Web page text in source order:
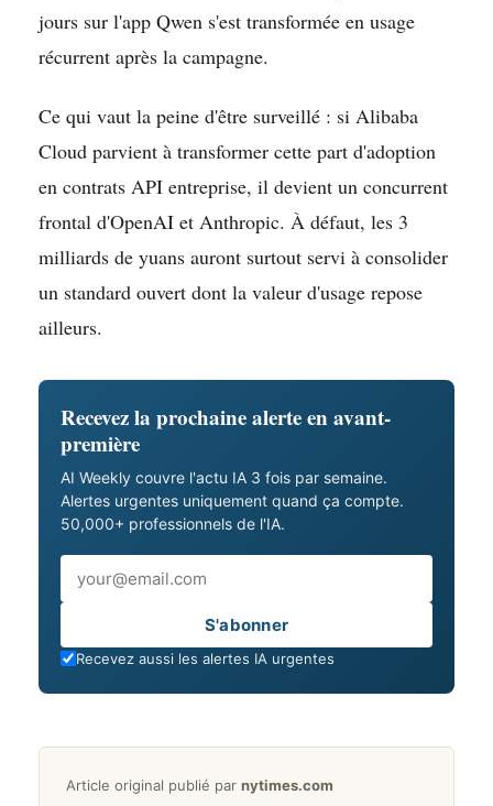
jours sur l'app Qwen s'est transformée en usage
récurrent après la campagne.
Ce qui vaut la peine d'être surveillé : si Alibaba
Cloud parvient à transformer cette part d'adoption
en contrats API entreprise, il devient un concurrent
frontal d'OpenAI et Anthropic. À défaut, les 3
milliards de yuans auront surtout servi à consolider
un standard ouvert dont la valeur d'usage repose
ailleurs.
Recevez la prochaine alerte en avant-
première
AI Weekly couvre l'actu IA 3 fois par semaine.
Alertes urgentes uniquement quand ça compte.
50,000+ professionnels de l'IA.
S'abonner
Recevez aussi les alertes IA urgentes
Article original publié par nytimes.com